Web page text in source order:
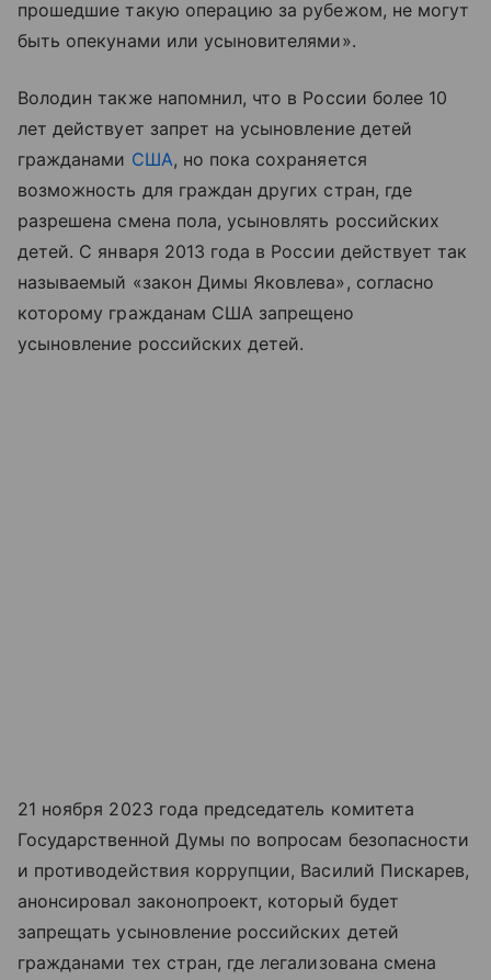
прошедшие такую операцию за рубежом, не могут
быть опекунами или усыновителями».
Володин также напомнил, что в России более 10
лет действует запрет на усыновление детей
гражданами США, но пока сохраняется
возможность для граждан других стран, где
разрешена смена пола, усыновлять российских
детей. С января 2013 года в России действует так
называемый «закон Димы Яковлева», согласно
которому гражданам США запрещено
усыновление российских детей.
21 ноября 2023 года председатель комитета
Государственной Думы по вопросам безопасности
и противодействия коррупции, Василий Пискарев,
анонсировал законопроект, который будет
запрещать усыновление российских детей
гражданами тех стран, где легализована смена